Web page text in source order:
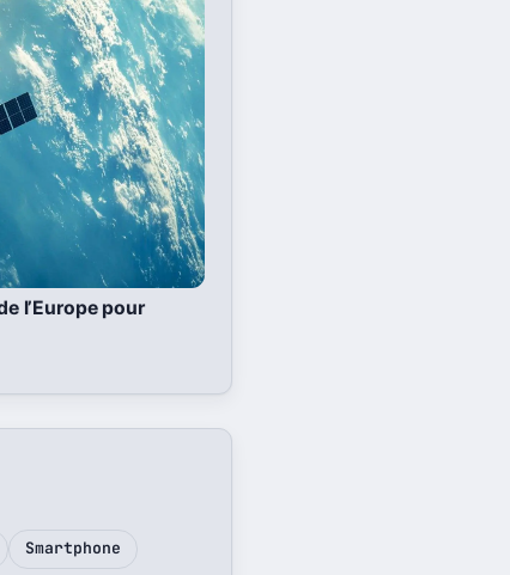
l’Europe pour
Smartphone